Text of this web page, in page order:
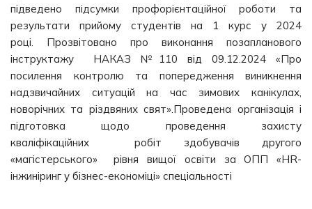
підведено підсумки профорієнтаційної роботи та
результати прийому студентів на 1 курс у 2024
році. Прозвітовано про виконання позапланового
інструктажу НАКАЗ №110 від 09.12.2024 «Про
посилення контролю та попередження виникнення
надзвичайних ситуацій на час зимових канікулах,
новорічних та різдвяних свят».Проведена організація і
підготовка щодо проведення захисту
кваліфікаційних робіт здобувачів другого
«магістерського» рівня вищої освіти за ОПП «HR-
інжиніринг у бізнес-економіці» спеціальності